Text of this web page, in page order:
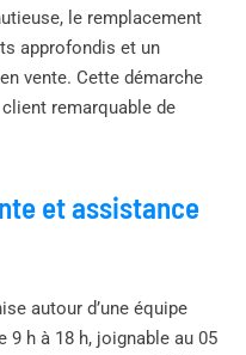
le remplacement
approfondis et un
vente. Cette démarche
remarquable de
et assistance
autour d’une équipe
9 h à 18 h, joignable au 05